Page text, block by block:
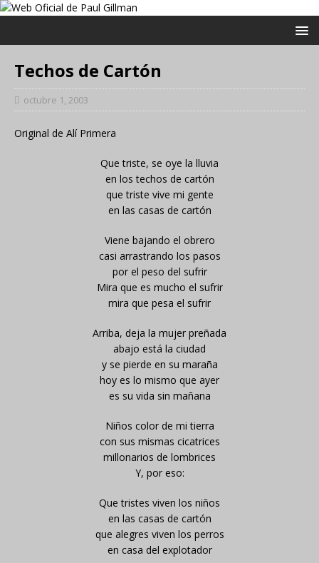
Techos de Cartón
octubre 1, 2003
Original de Alí Primera
Que triste, se oye la lluvia
en los techos de cartón
que triste vive mi gente
en las casas de cartón
Viene bajando el obrero
casi arrastrando los pasos
por el peso del sufrir
Mira que es mucho el sufrir
mira que pesa el sufrir
Arriba, deja la mujer preñada
abajo está la ciudad
y se pierde en su maraña
hoy es lo mismo que ayer
es su vida sin mañana
Niños color de mi tierra
con sus mismas cicatrices
millonarios de lombrices
Y, por eso:
Que tristes viven los niños
en las casas de cartón
que alegres viven los perros
en casa del explotador